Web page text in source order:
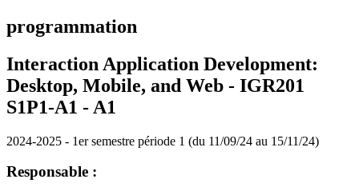
programmation
Interaction Application Development:
Desktop, Mobile, and Web - IGR201
S1P1-A1 - A1
2024-2025 - 1er semestre période 1 (du 11/09/24 au 15/11/24)
Responsable :